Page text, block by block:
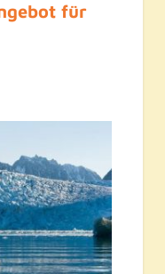
für